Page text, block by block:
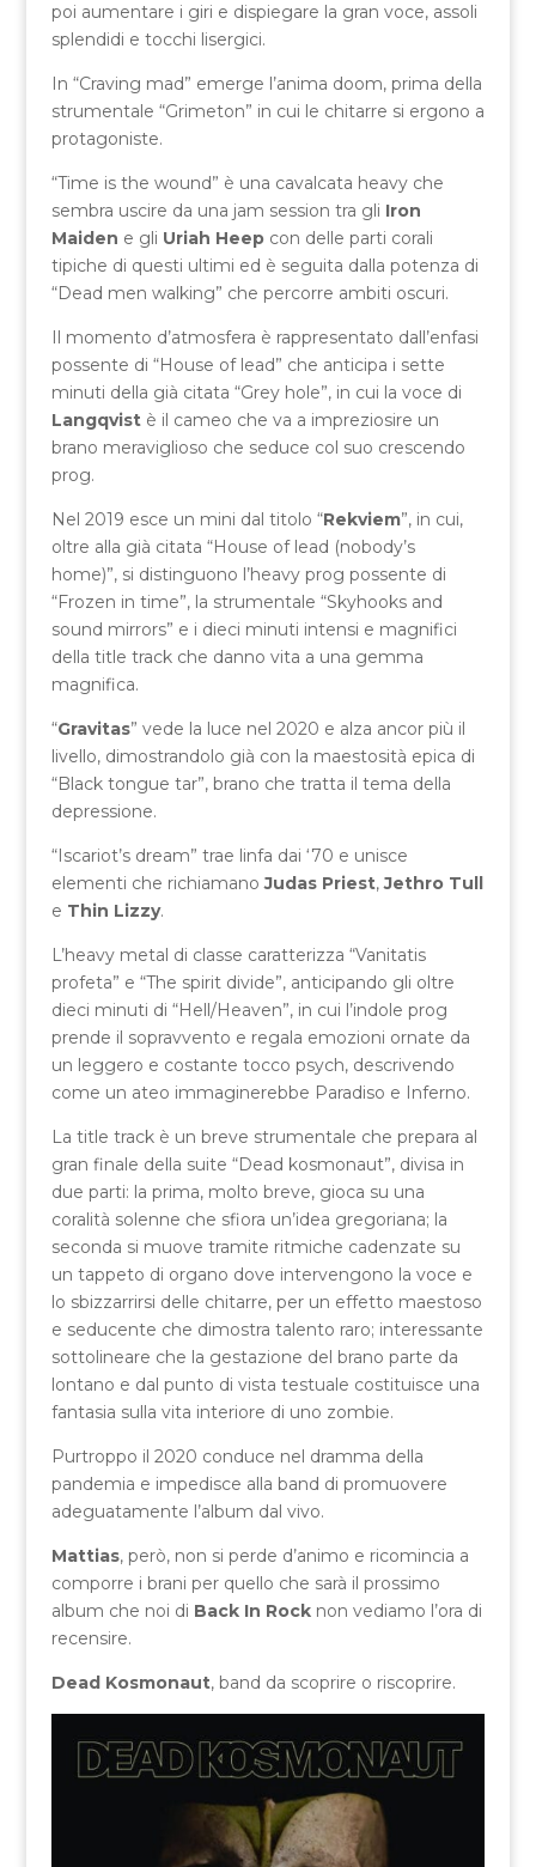
poi aumentare i giri e dispiegare la gran voce, assoli
splendidi e tocchi lisergici.
In “Craving mad” emerge l’anima doom, prima della
strumentale “Grimeton” in cui le chitarre si ergono a
protagoniste.
“Time is the wound” è una cavalcata heavy che
sembra uscire da una jam session tra gli Iron
Maiden e gli Uriah Heepcon delle parti corali
tipiche di questi ultimi ed è seguita dalla potenza di
“Dead men walking” che percorre ambiti oscuri.
Il momento d’atmosfera è rappresentato dall’enfasi
possente di “House of lead” che anticipa i sette
minuti della già citata “Grey hole”, in cui la voce di
Langqvistè il cameo che va a impreziosire un
brano meraviglioso che seduce col suo crescendo
prog.
Nel 2019 esce un mini dal titolo “Rekviem”, in cui,
oltre alla già citata “House of lead (nobody’s
home)”, si distinguono l’heavy prog possente di
“Frozen in time”, la strumentale “Skyhooks and
sound mirrors” e i dieci minuti intensi e magnifici
della title track che danno vita a una gemma
magnifica.
“Gravitas” vede la luce nel 2020 e alza ancor più il
livello, dimostrandolo già con la maestosità epica di
“Black tongue tar”, brano che tratta il tema della
depressione.
“Iscariot’s dream” trae linfa dai ‘70 e unisce
elementi che richiamanoJudas Priest,Jethro Tull
e Thin Lizzy.
L’heavy metal di classe caratterizza “Vanitatis
profeta” e “The spirit divide”, anticipando gli oltre
dieci minuti di “Hell/Heaven”, in cui l’indole prog
prende il sopravvento e regala emozioni ornate da
un leggero e costante tocco psych, descrivendo
come un ateo immaginerebbe Paradiso e Inferno.
La title track è un breve strumentale che prepara al
gran finale della suite “Dead kosmonaut”, divisa in
due parti: la prima, molto breve, gioca su una
coralità solenne che sfiora un’idea gregoriana; la
seconda si muove tramite ritmiche cadenzate su
un tappeto di organo dove intervengono la voce e
lo sbizzarrirsi delle chitarre, per un effetto maestoso
e seducente che dimostra talento raro; interessante
sottolineare che la gestazione del brano parte da
lontano e dal punto di vista testuale costituisce una
fantasia sulla vita interiore di uno zombie.
Purtroppo il 2020 conduce nel dramma della
pandemia e impedisce alla band di promuovere
adeguatamente l’album dal vivo.
Mattias, però, non si perde d’animo e ricomincia a
comporre i brani per quello che sarà il prossimo
album che noi di Back In Rocknon vediamo l’ora di
recensire.
Dead Kosmonaut, band da scoprire o riscoprire.